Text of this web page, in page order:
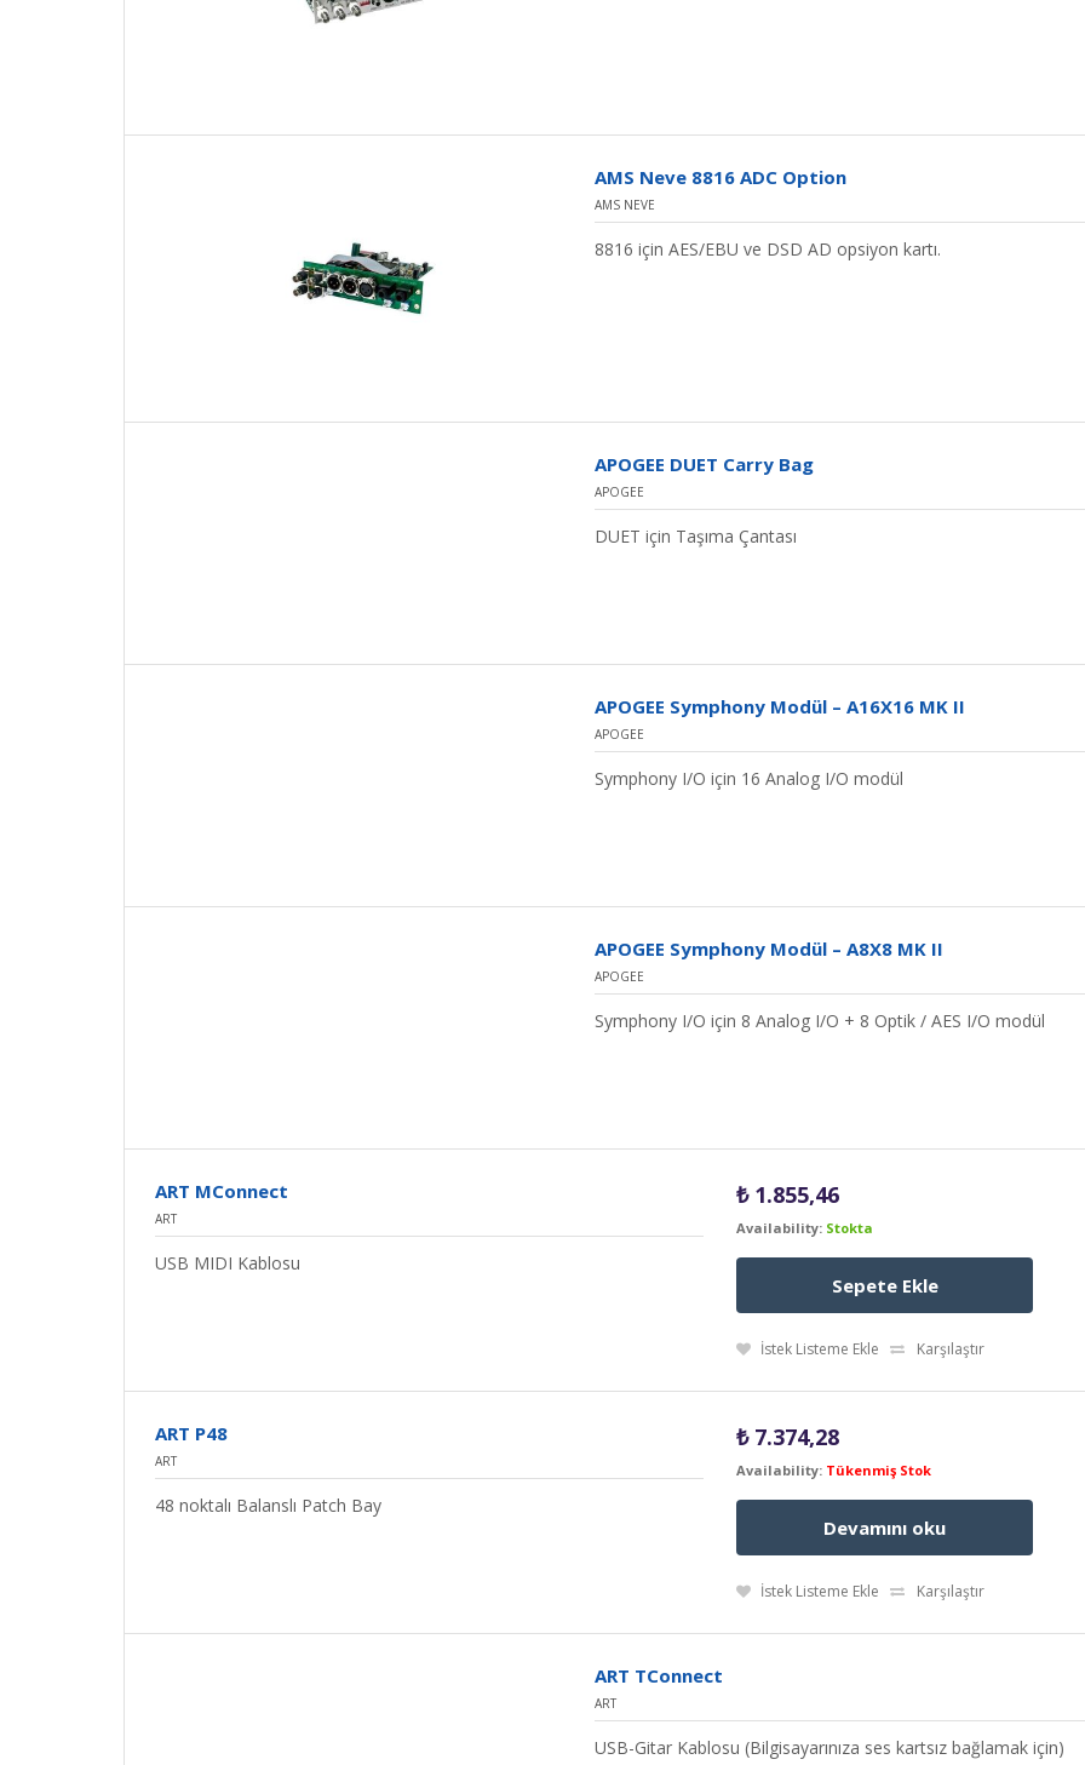
AMS Neve 8816 ADC Option
AMS NEVE
8816 için AES/EBU ve DSD AD opsiyon kartı.
APOGEE DUET Carry Bag
APOGEE
DUET için Taşıma Çantası
APOGEE Symphony Modül – A16X16 MK II
APOGEE
Symphony I/O için 16 Analog I/O modül
APOGEE Symphony Modül – A8X8 MK II
APOGEE
Symphony I/O için 8 Analog I/O + 8 Optik / AES I/O modül
ART MConnect
ART
USB MIDI Kablosu
₺1.855,46
Availability: Stokta
Sepete Ekle
İstek Listeme Ekle Karşılaştır
ART P48
ART
48 noktalı Balanslı Patch Bay
₺7.374,28
Availability: Tükenmiş Stok
Devamını oku
İstek Listeme Ekle Karşılaştır
ART TConnect
ART
USB-Gitar Kablosu (Bilgisayarınıza ses kartsız bağlamak için)